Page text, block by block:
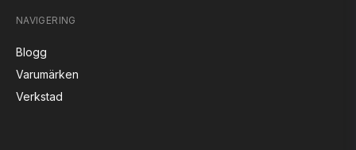
NAVIGERING
Blogg
Varumärken
Verkstad